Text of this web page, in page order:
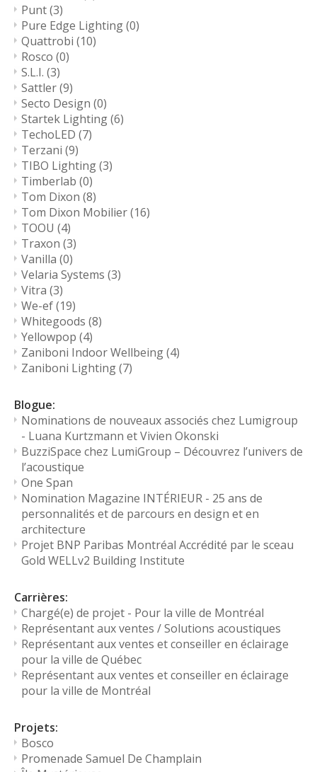
Punt(3)
Pure Edge Lighting(0)
Quattrobi (10)
Rosco (0)
S.L.I. (3)
Sattler(9)
Secto Design (0)
Startek Lighting(6)
TechoLED (7)
Terzani (9)
TIBO Lighting(3)
Timberlab (0)
Tom Dixon (8)
Tom Dixon Mobilier(16)
TOOU (4)
Traxon (3)
Vanilla (0)
Velaria Systems (3)
Vitra (3)
We-ef(19)
Whitegoods (8)
Yellowpop (4)
Zaniboni Indoor Wellbeing(4)
Zaniboni Lighting(7)
Blogue:
Nominations de nouveaux associés chez Lumigroup
- Luana Kurtzmann et Vivien Okonski
BuzziSpace chez LumiGroup – Découvrez l’univers de
l’acoustique
One Span
Nomination Magazine INTÉRIEUR - 25 ans de
personnalités et de parcours en design et en
architecture
Projet BNP Paribas Montréal Accrédité par le sceau
Gold WELLv2 Building Institute
Carrières:
Chargé(e) de projet - Pour la ville de Montréal
Représentant aux ventes / Solutions acoustiques
Représentant aux ventes et conseiller en éclairage
pour la ville de Québec
Représentant aux ventes et conseiller en éclairage
pour la ville de Montréal
Projets:
Bosco
Promenade Samuel De Champlain